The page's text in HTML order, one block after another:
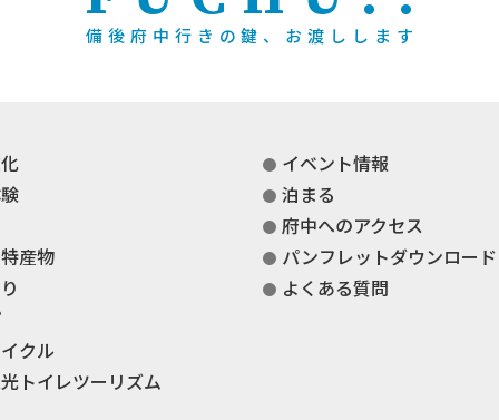
備後府中行きの鍵、お渡しします
産物
クル
トイレツーリズム
イベント情報
泊まる
府中へのアクセス
パンフレットダウンロード
よくある質問